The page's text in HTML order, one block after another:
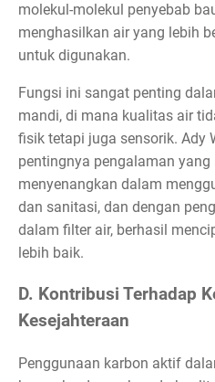
molekul-molekul penyebab
menghasilkan air yang lebih
untuk digunakan.
Fungsi ini sangat penting
mandi, di mana kualitas air
fisik tetapi juga sensorik. Ady
pentingnya pengalaman yang
menyenangkan dalam
dan sanitasi, dan dengan
dalam filter air, berhasil
lebih baik.
D. Kontribusi Terhadap
Kesejahteraan
Penggunaan karbon aktif